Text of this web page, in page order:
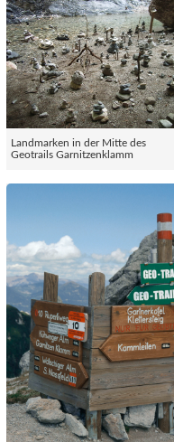
Landmarken in der Mitte des
Geotrails Garnitzenklamm